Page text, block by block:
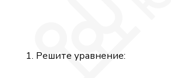
Решите уравнение: